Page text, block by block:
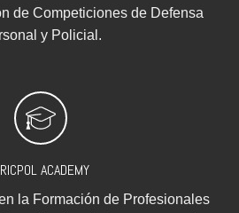
de Competiciones de Defensa
y Policial.
ACADEMY
la Formación de Profesionales